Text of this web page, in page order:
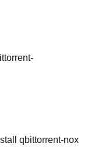
qbittorrent-nox